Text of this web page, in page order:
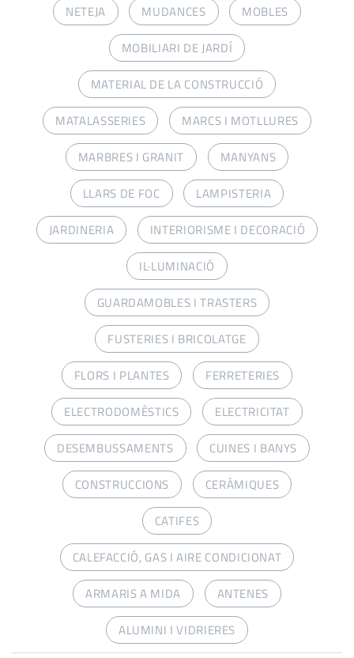
NETEJA
MUDANCES
MOBLES
MOBILIARI DE JARDÍ
MATERIAL DE LA CONSTRUCCIÓ
MATALASSERIES
MARCS I MOTLLURES
MARBRES I GRANIT
MANYANS
LLARS DE FOC
LAMPISTERIA
JARDINERIA
INTERIORISME I DECORACIÓ
IL·LUMINACIÓ
GUARDAMOBLES I TRASTERS
FUSTERIES I BRICOLATGE
FLORS I PLANTES
FERRETERIES
ELECTRODOMÈSTICS
ELECTRICITAT
DESEMBUSSAMENTS
CUINES I BANYS
CONSTRUCCIONS
CERÀMIQUES
CATIFES
CALEFACCIÓ, GAS I AIRE CONDICIONAT
ARMARIS A MIDA
ANTENES
ALUMINI I VIDRIERES